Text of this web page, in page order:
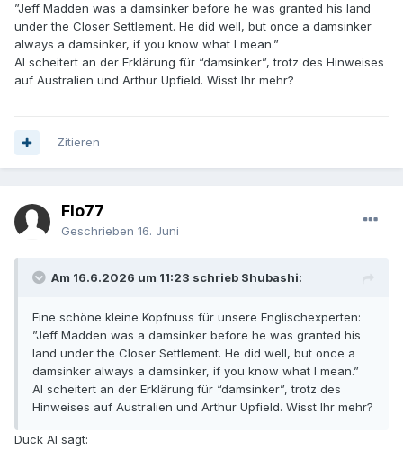
”Jeff Madden was a damsinker before he was granted his land
under the Closer Settlement. He did well, but once a damsinker
always a damsinker, if you know what I mean.”
AI scheitert an der Erklärung für “damsinker”, trotz des Hinweises
auf Australien und Arthur Upfield. Wisst Ihr mehr?
Zitieren
Flo77
Geschrieben 16. Juni
Am 16.6.2026 um 11:23 schrieb Shubashi:
Eine schöne kleine Kopfnuss für unsere Englischexperten:
”Jeff Madden was a damsinker before he was granted his
land under the Closer Settlement. He did well, but once a
damsinker always a damsinker, if you know what I mean.”
AI scheitert an der Erklärung für “damsinker”, trotz des
Hinweises auf Australien und Arthur Upfield. Wisst Ihr mehr?
Duck AI sagt: